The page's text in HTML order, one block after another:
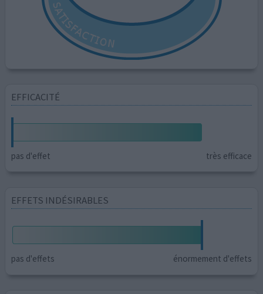
EFFICACITÉ
pas d'effet très efficace
EFFETS INDÉSIRABLES
pas d'effets énormement d'effets